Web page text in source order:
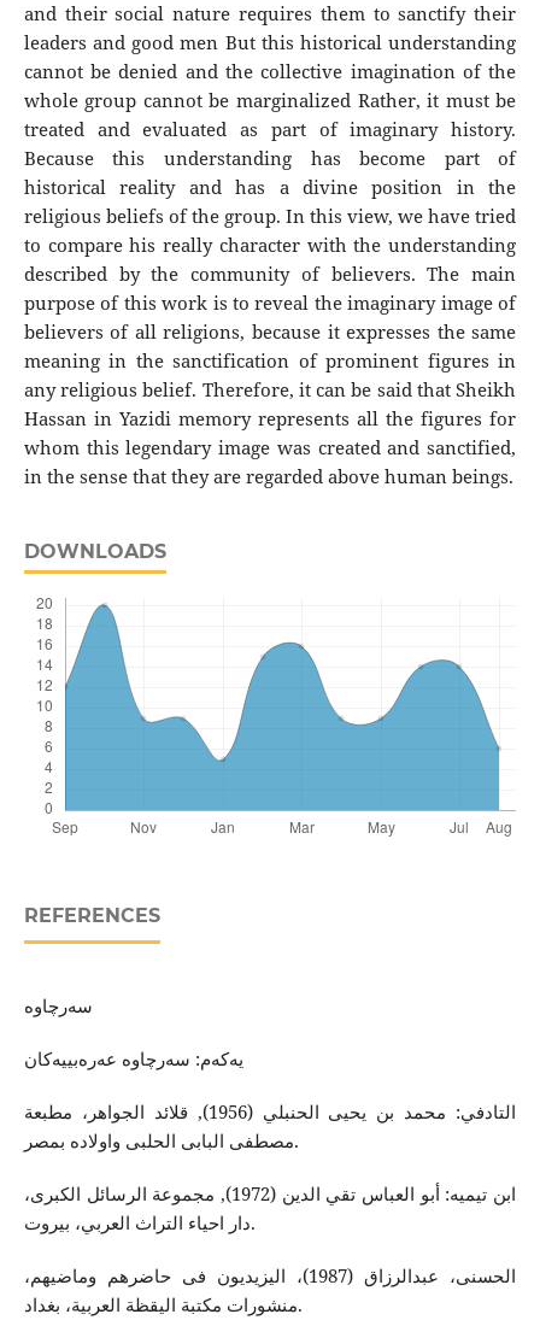
and their social nature requires them to sanctify their
leaders and good men But this historical understanding
cannot be denied and the collective imagination of the
whole group cannot be marginalized Rather, it must be
treated and evaluated as part of imaginary history.
Because this understanding has become part of
historical reality and has a divine position in the
religious beliefs of the group. In this view, we have tried
to compare his really character with the understanding
described by the community of believers. The main
purpose of this work is to reveal the imaginary image of
believers of all religions, because it expresses the same
meaning in the sanctification of prominent figures in
any religious belief. Therefore, it can be said that Sheikh
Hassan in Yazidi memory represents all the figures for
whom this legendary image was created and sanctified,
in the sense that they are regarded above human beings.
DOWNLOADS
REFERENCES
یه‌كه‌م: سه‌رچاوه‌ عه‌ره‌بییه‌كان
التادفي: محمد بن يحيى الحنبلي (1956), قلائد الجواهر، مطبعة
مصطفى البابى الحلبى واولاده‌ بمصر.
ابن تيميه‌: أبو العباس تقي الدين (1972), مجموعة الرسائل الكبرى،
دار احياء التراث العربي، بيروت.
الحسنی، عبدالرزاق (1987)، الیزیدیون فی حاضرهم وماضیهم،
منشورات مكتبة الیقظة العربیة، بغداد.